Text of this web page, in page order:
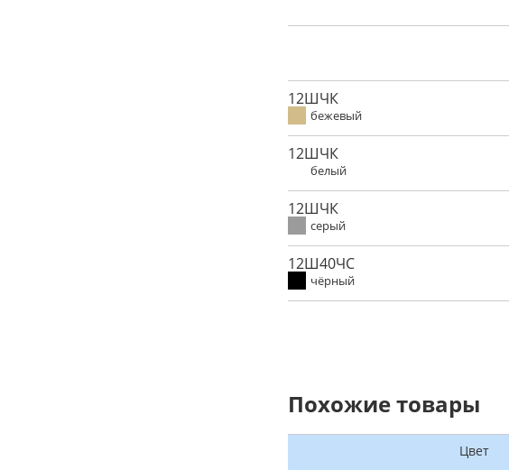
12ШЧК
бежевый
12ШЧК
белый
12ШЧК
серый
12Ш40ЧС
чёрный
Похожие товары
Цвет